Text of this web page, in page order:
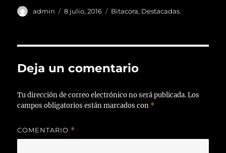
Autor
admin
Publicado
8 julio, 2016 Categorías
Bitacora, Destacadas
Deja un comentario
Tu dirección de correo electrónico no será publicada. Los
campos obligatorios están marcados con *
COMENTARIO *